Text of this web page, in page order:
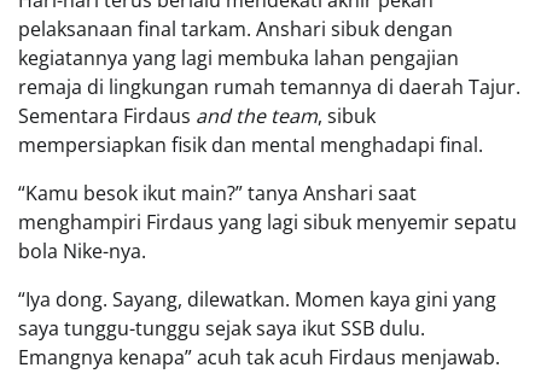
pelaksanaan final tarkam. Anshari sibuk dengan
kegiatannya yang lagi membuka lahan pengajian
remaja di lingkungan rumah temannya di daerah Tajur.
Sementara Firdaus and the team, sibuk
mempersiapkan fisik dan mental menghadapi final.
“Kamu besok ikut main?” tanya Anshari saat
menghampiri Firdaus yang lagi sibuk menyemir sepatu
bola Nike-nya.
“Iya dong. Sayang, dilewatkan. Momen kaya gini yang
saya tunggu-tunggu sejak saya ikut SSB dulu.
Emangnya kenapa” acuh tak acuh Firdaus menjawab.